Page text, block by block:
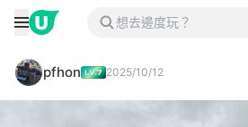
pfhon 2025/10/12